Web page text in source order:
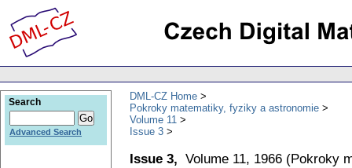
DML-CZ Home
Pokroky matematiky, fyziky a astronomie
Volume 11
Issue 3
Issue 3, Volume 11, 1966 (Pokroky
Search
Advanced Search